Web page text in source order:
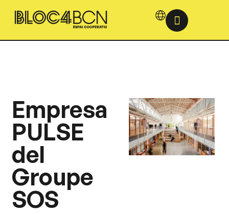
Empresa
PULSE
del
Groupe
SOS